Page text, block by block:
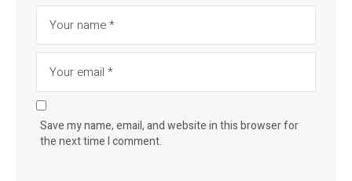
Save my name, email, and website in this browser for
the next time I comment.